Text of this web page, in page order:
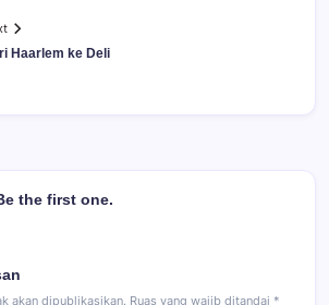
Haarlem ke Deli
the first one.
akan dipublikasikan. Ruas yang wajib ditandai *